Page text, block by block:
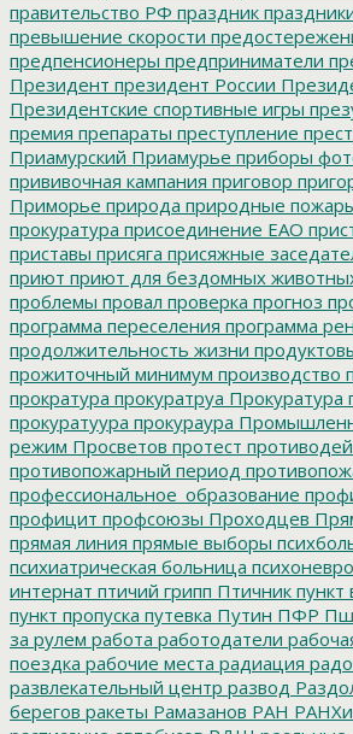
правительство РФ праздник
превышение скорости
предпенсионеры предприниматели
Президент президент России
Президентские спортивные игры
премия препараты преступление
Приамурский Приамурье приборы
прививочная кампания приговор
Приморье природа природные
прокуратура присоединение ЕАО
приставы присяга присяжные
приют приют для бездомных
проблемы провал проверка прогноз
программа переселения программа
продолжительность жизни
прожиточный минимум производство
прократура прокуратруа Прокуратура
прокуратуура прокураура
режим Просветов протест
противопожарный период
профессиональное_образование
профицит профсоюзы Проходцев
прямая линия прямые выборы
психиатрическая больница
интернат птичий грипп Птичник пункт
пункт пропуска путевка Путин ПФР
за рулем работа работодатели
поездка рабочие места радиация
развлекательный центр развод
берегов ракеты Рамазанов РАН